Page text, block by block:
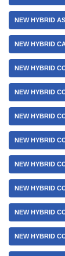
NEW HYBRID
NEW HYBRID
NEW HYBRID
NEW HYBRID
NEW HYBRID
NEW HYBRID
NEW HYBRID
NEW HYBRID
NEW HYBRID
NEW HYBRID